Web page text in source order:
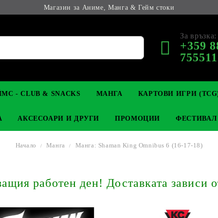
Магазин за Аниме, Манга & Гейм стоки
За връзка:
+359
КОЛЕКЦИОНЕРСКИ
YU-GI-OH! TCG
- CLUB & SNACKS МАНГА
LIGHT NOVEL
КАРТОВИ ИГРИ
MAGIC: THE GATHERING
АНИМЕ ФИГУРКИ
АКСЕСОАРИ И ДРУГИ
КЛЮЧОДЪРЖАТЕЛИ
ПРОМОЦИИ
Начало Манга Манга: Shaman King Omnibus 6 (16-17-18)
работен ден! Доставката зависи